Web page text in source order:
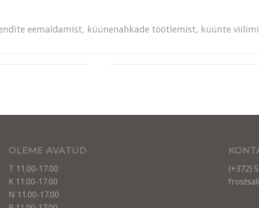
eemaldamist, küünenahkade töötlemist, küünte
OLEME AVATUD
T 11.00-17.00
K 11.00-17.00
N 11.00-17.00
(+372)